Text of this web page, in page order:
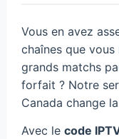
Vous en avez
chaînes que
grands matchs
forfait ? Notre
Canada change
Avec le code